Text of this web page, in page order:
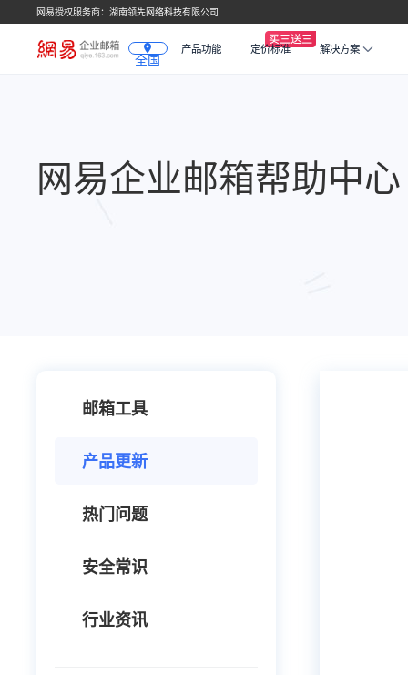
网易授权服务商：湖南领先网络科技有限公司
全国
产品功能 定价标准 解决方案
网易企业邮箱帮助中心
邮箱工具
产品更新
热门问题
安全常识
行业资讯